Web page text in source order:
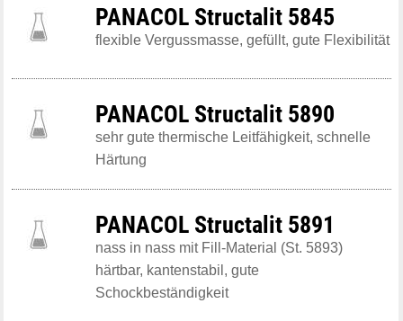
PANACOL Structalit 5845
flexible Vergussmasse, gefüllt, gute Flexibilität
PANACOL Structalit 5890
sehr gute thermische Leitfähigkeit, schnelle
Härtung
PANACOL Structalit 5891
nass in nass mit Fill-Material (St. 5893)
härtbar, kantenstabil, gute
Schockbeständigkeit